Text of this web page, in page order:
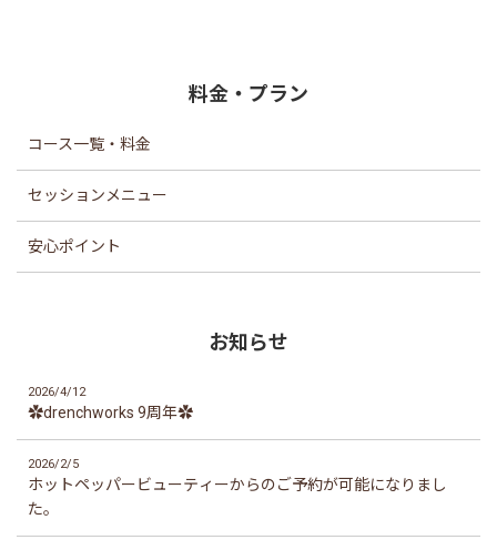
料金・プラン
コース一覧・料金
セッションメニュー
安心ポイント
お知らせ
2026/4/12
✿drenchworks 9周年✿
2026/2/5
ホットペッパービューティーからのご予約が可能になりまし
た。